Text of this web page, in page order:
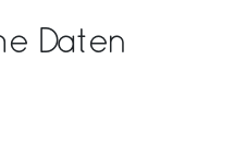
Daten